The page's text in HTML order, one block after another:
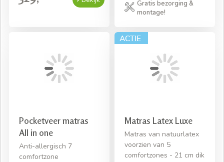
Gratis bezorging &
montage!
Pocketveer matras
All in one
Anti-allergisch 7
comfortzone
Matras Latex Luxe
Matras van natuurlatex
voorzien van 5
comfortzones - 21 cm dik